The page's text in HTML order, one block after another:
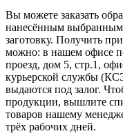
Вы можете заказать
нанесённым выбранным
заготовку. Получить
можно: в нашем офисе
проезд, дом 5, стр.1,
курьерской службы
выдаются под залог.
продукции, вышлите
товаров нашему
трёх рабочих дней.